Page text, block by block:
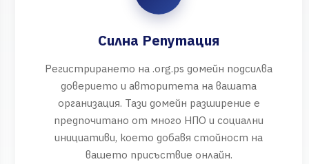
Силна Репутация
Регистрирането на .org.ps домейн подсилва
доверието и авторитета на вашата
организация. Тази домейн разширение е
предпочитано от много НПО и социални
инициативи, което добавя стойност на
вашето присъствие онлайн.